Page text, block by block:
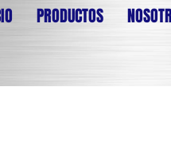
PRODUCTOS